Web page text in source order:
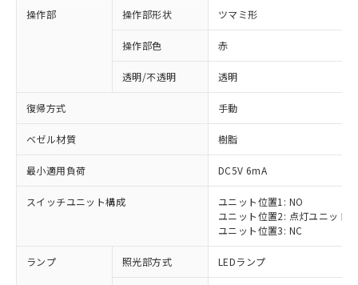
操作部 操作部形状 ツマミ形
操作部色 赤
透明/不透明 透明
復帰方式 手動
ベゼル材質 樹脂
最小適用負荷 DC5V 6mA
スイッチユニット構成
ユニット位置1: NO
ユニット位置2: 点灯ユニット
ユニット位置3: NC
ランプ 照光部方式 LEDランプ